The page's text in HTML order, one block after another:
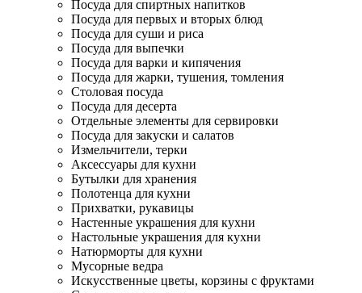
Посуда для спиртных напитков
Посуда для первых и вторых блюд
Посуда для суши и риса
Посуда для выпечки
Посуда для варки и кипячения
Посуда для жарки, тушения, томления
Столовая посуда
Посуда для десерта
Отдельные элементы для сервировки
Посуда для закуски и салатов
Измельчители, терки
Аксессуары для кухни
Бутылки для хранения
Полотенца для кухни
Прихватки, рукавицы
Настенные украшения для кухни
Настольные украшения для кухни
Натюрморты для кухни
Мусорные ведра
Искусственные цветы, корзины с фруктами